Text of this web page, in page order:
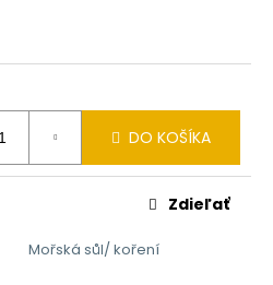
DO KOŠÍKA
Mořská sůl/ koření
Zdieľať